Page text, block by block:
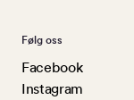
Følg oss
Facebook
Instagram